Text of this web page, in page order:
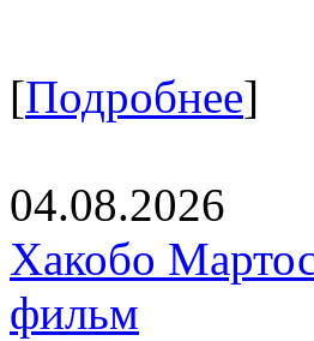
[Подробнее]
04.08.2026
Хакобо
фильм